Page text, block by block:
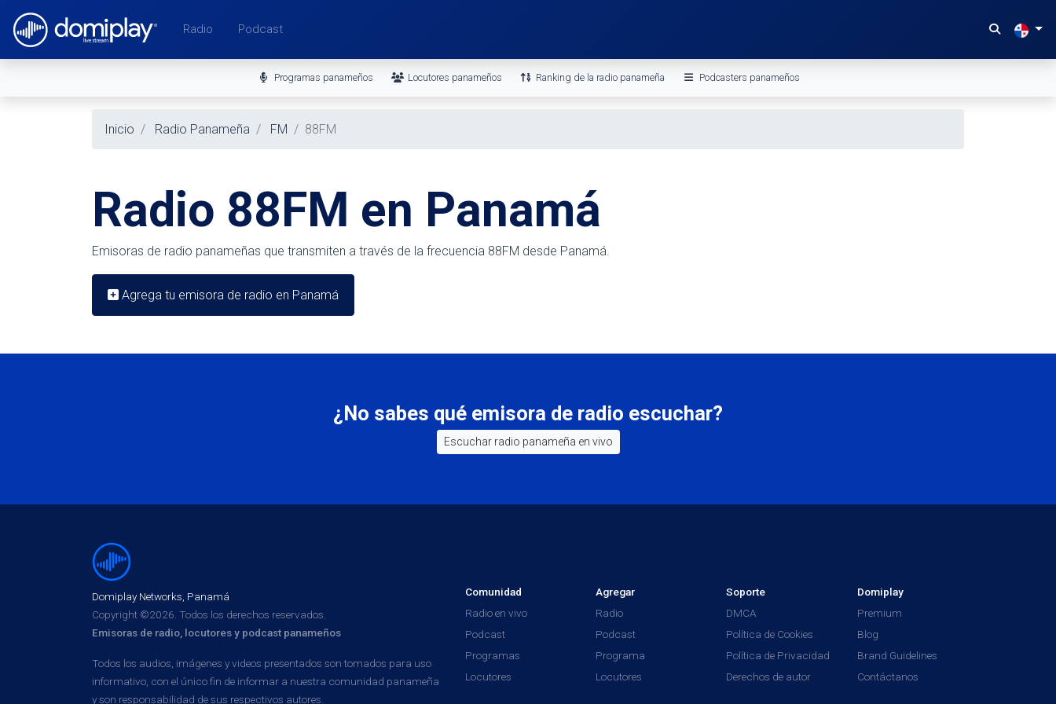
Radio Podcast
Programas panameños Locutores panameños Ranking de la radio panameña Podcasters panameños
Inicio Radio Panameña FM 88FM
Radio 88FM en Panamá
Emisoras de radio panameñas que transmiten a través de la frecuencia 88FM desde Panamá.
Agrega tu emisora de radio en Panamá
¿No sabes qué emisora de radio escuchar?
Escuchar radio panameña en vivo
Domiplay Networks, Panamá
Copyright ©2026. Todos los derechos reservados.
Emisoras de radio, locutores y podcast panameños
Todos los audios, imágenes y videos presentados son tomados para uso
informativo, con el único fin de informar a nuestra comunidad panameña
y son responsabilidad de sus respectivos autores.
Comunidad
Radio en vivo
Podcast
Programas
Locutores
Agregar
Radio
Podcast
Programa
Locutores
Soporte
DMCA
Política de Cookies
Política de Privacidad
Derechos de autor
Domiplay
Premium
Blog
Brand Guidelines
Contáctanos